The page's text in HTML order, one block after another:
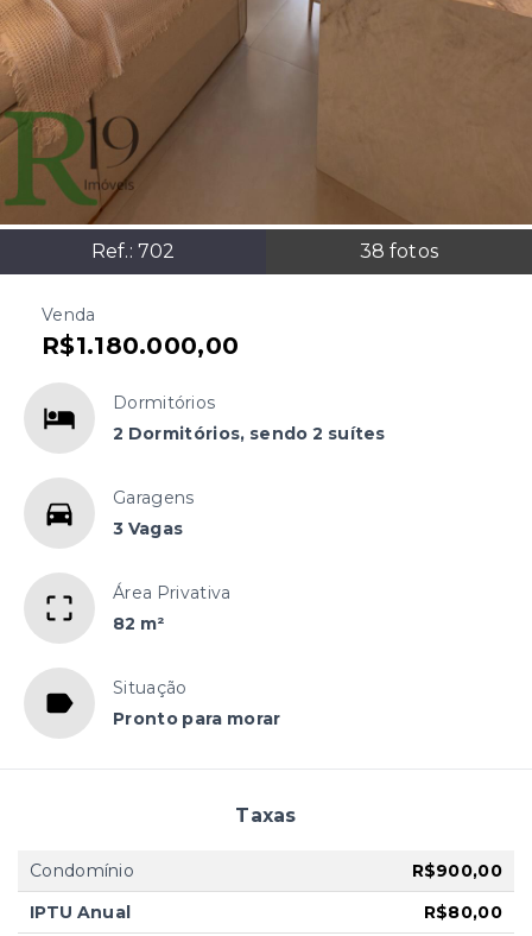
Ref.: 702 38 fotos
Venda
R$1.180.000,00
Dormitórios
2 Dormitórios, sendo 2 suítes
Garagens
3 Vagas
Área Privativa
82 m²
Situação
Pronto para morar
Taxas
Condomínio
R$900,00
IPTU Anual
R$80,00